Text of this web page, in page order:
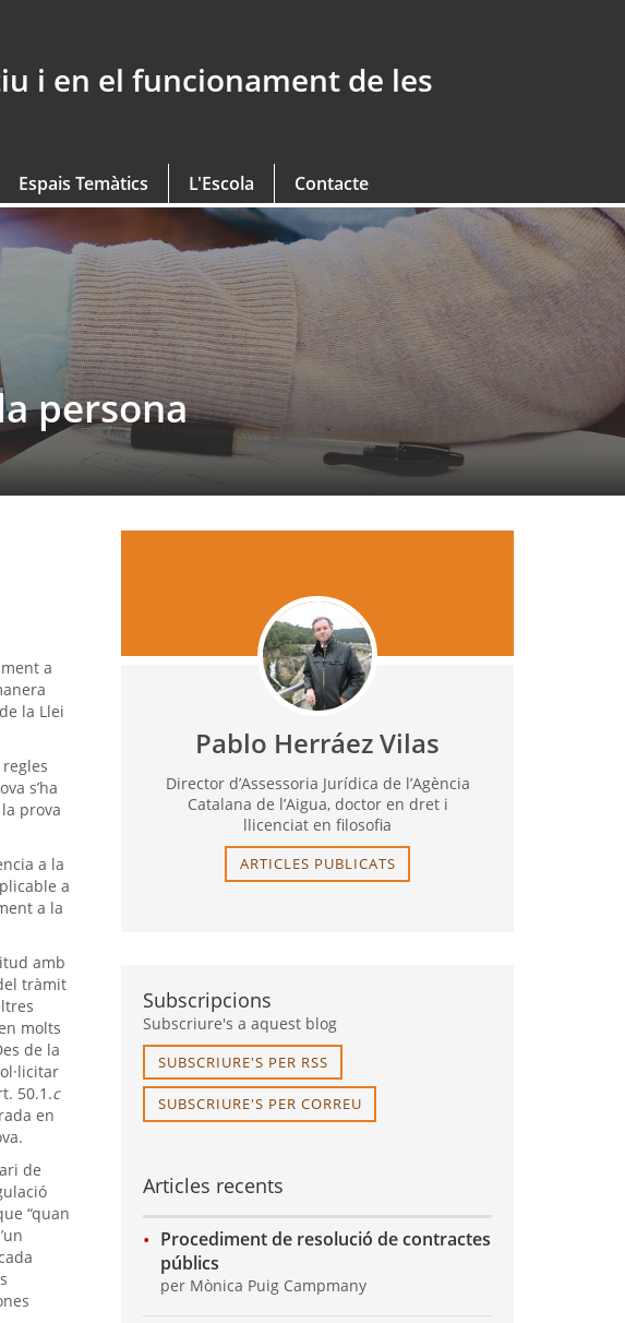
i en el funcionament de les
Espais Temàtics L'Escola Contacte
persona
a
de la Llei
s’ha
prova
a la
a
a la
amb
tràmit
molts
de la
50.1.c
en
de
“quan
Pablo Herráez Vilas
Director d’Assessoria Jurídica de l’Agència
Catalana de l’Aigua, doctor en dret i
llicenciat en filosofia
ARTICLES PUBLICATS
Subscripcions
Subscriure's a aquest blog
SUBSCRIURE'S PER RSS
SUBSCRIURE'S PER CORREU
Articles recents
Procediment de resolució de contractes
públics
per Mònica Puig Campmany